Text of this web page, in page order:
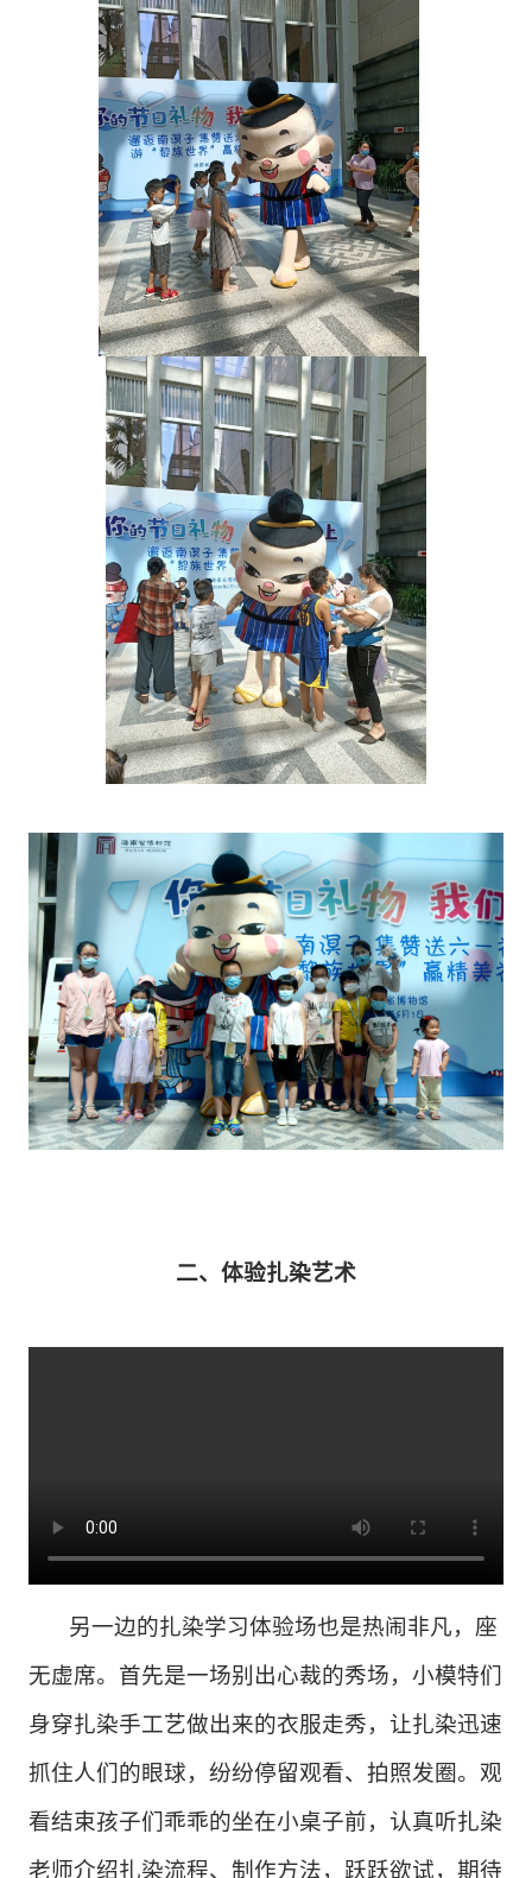
二、体验扎染艺术
另一边的扎染学习体验场也是热闹非凡，座
无虚席。首先是一场别出心裁的秀场，小模特们
身穿扎染手工艺做出来的衣服走秀，让扎染迅速
抓住人们的眼球，纷纷停留观看、拍照发圈。观
看结束孩子们乖乖的坐在小桌子前，认真听扎染
老师介绍扎染流程、制作方法，跃跃欲试，期待